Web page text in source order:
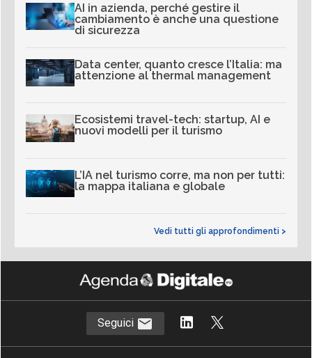
AI in azienda, perché gestire il
cambiamento è anche una questione
di sicurezza
Data center, quanto cresce l’Italia: ma
attenzione al thermal management
Ecosistemi travel-tech: startup, AI e
nuovi modelli per il turismo
L’IA nel turismo corre, ma non per tutti:
la mappa italiana e globale
Vedi tutti gli approfondimenti >
Seguici